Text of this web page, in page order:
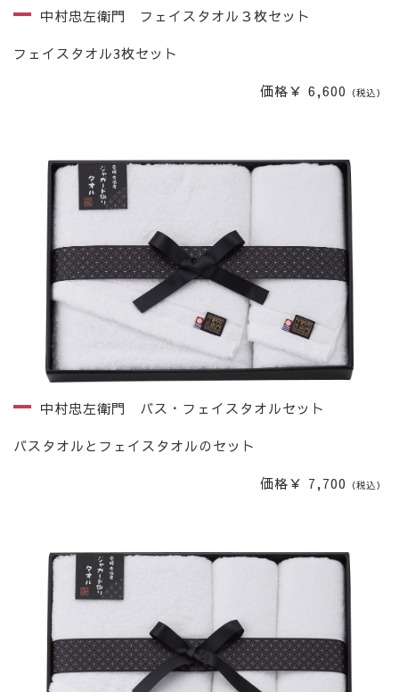
中村忠左衛門 フェイスタオル３枚セット
フェイスタオル3枚セット
価格￥ 6,600 （税込）
中村忠左衛門 バス・フェイスタオルセット
バスタオルとフェイスタオルのセット
価格￥ 7,700 （税込）